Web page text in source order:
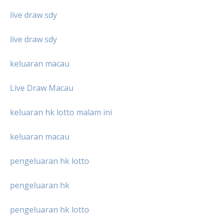
live draw sdy
live draw sdy
keluaran macau
Live Draw Macau
keluaran hk lotto malam ini
keluaran macau
pengeluaran hk lotto
pengeluaran hk
pengeluaran hk lotto